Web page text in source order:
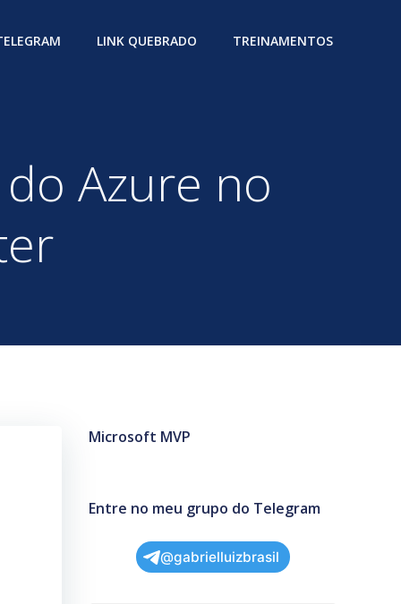
LINK QUEBRADO TREINAMENTOS
Azure no
Microsoft MVP
Entre no meu grupo do Telegram
@gabrielluizbrasil